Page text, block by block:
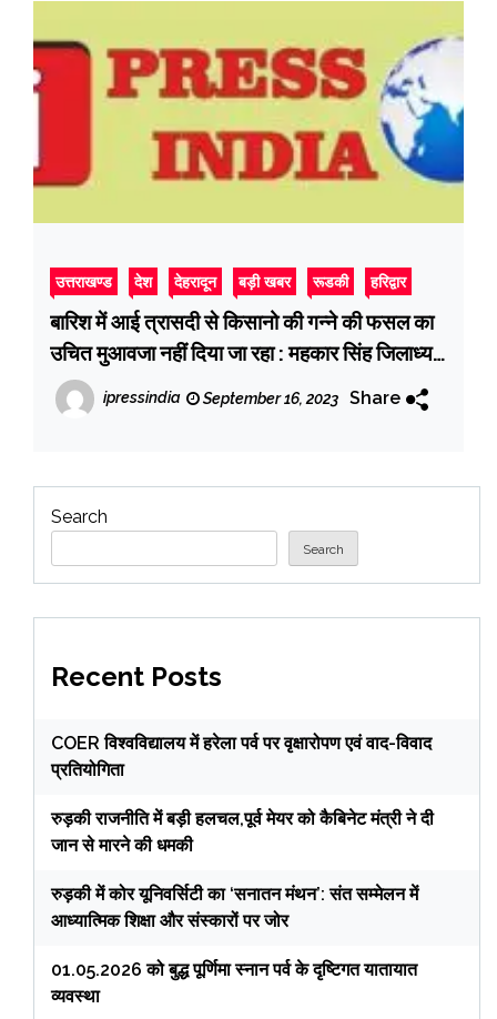
उत्तराखण्ड देश देहरादून बड़ी खबर रूडकी हरिद्वार
बारिश में आई त्रासदी से किसानो की गन्ने की फसल का
उचित मुआवजा नहीं दिया जा रहा : महकार सिंह जिलाध्यक्ष
उत्तराखंड किसान मोर्चा
ipressindia September 16, 2023 Share
Search
Search
Recent Posts
COER विश्वविद्यालय में हरेला पर्व पर वृक्षारोपण एवं वाद-विवाद
प्रतियोगिता
रुड़की राजनीति में बड़ी हलचल,पूर्व मेयर को कैबिनेट मंत्री ने दी
जान से मारने की धमकी
रुड़की में कोर यूनिवर्सिटी का ‘सनातन मंथन’: संत सम्मेलन में
आध्यात्मिक शिक्षा और संस्कारों पर जोर
01.05.2026 को बुद्ध पूर्णिमा स्नान पर्व के दृष्टिगत यातायात
व्यवस्था